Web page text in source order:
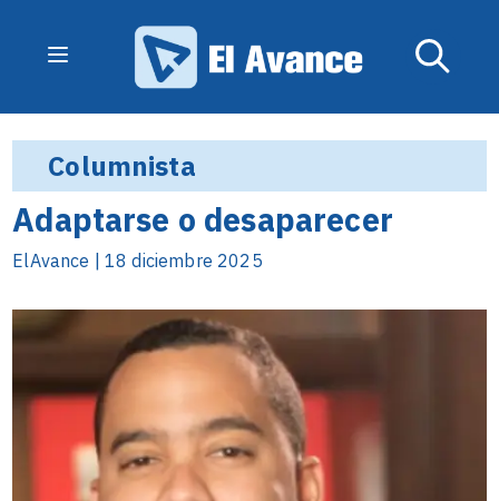
Columnista
Adaptarse o desaparecer
ElAvance | 18 diciembre 2025